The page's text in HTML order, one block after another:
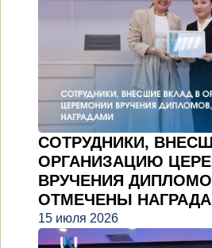
СОТРУДНИКИ,
ОРГАНИЗАЦИЮ
ВРУЧЕНИЯ
ОТМЕЧЕНЫ
15 июля 2026